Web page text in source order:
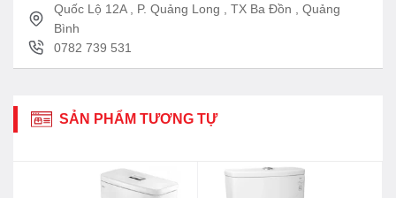
– Bồn cầu nắp rửa điện tửu, Bảng điều khiển liền
– **Không có chức năng: Tự động đóng mở nắp và
*Chi tiết phụ kiện bồn cầu đặt sàn gồm
– Thân cầu: CW553C#XW
– Nắp rửa điện tử: TCF33370GAA#NW1
Quốc Lộ 12A , P. Quảng Long , TX Ba Đồn , Quảng
Bình
0782 739 531
SẢN PHẨM TƯƠNG TỰ